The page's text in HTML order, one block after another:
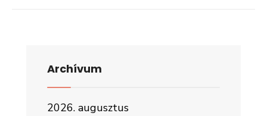
Archívum
2026. augusztus